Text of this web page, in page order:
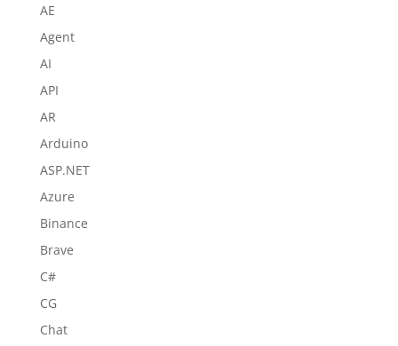
AE
Agent
AI
API
AR
Arduino
ASP.NET
Azure
Binance
Brave
C#
CG
Chat